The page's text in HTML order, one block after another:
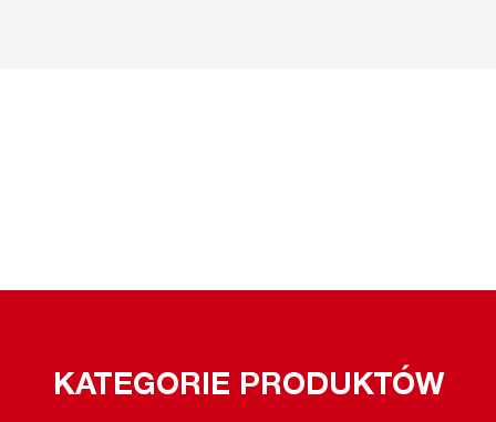
KATEGORIE PRODUKTÓW